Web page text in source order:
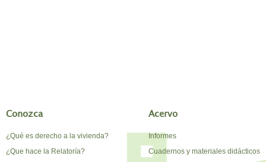
Conozca
¿Qué es derecho a la vivienda?
¿Que hace la Relatoría?
Acervo
Informes
Cuadernos y materiales didácticos